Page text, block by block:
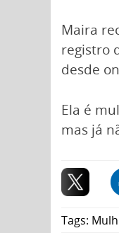
Maira
registro
desde
Ela é
mas já
Tags: